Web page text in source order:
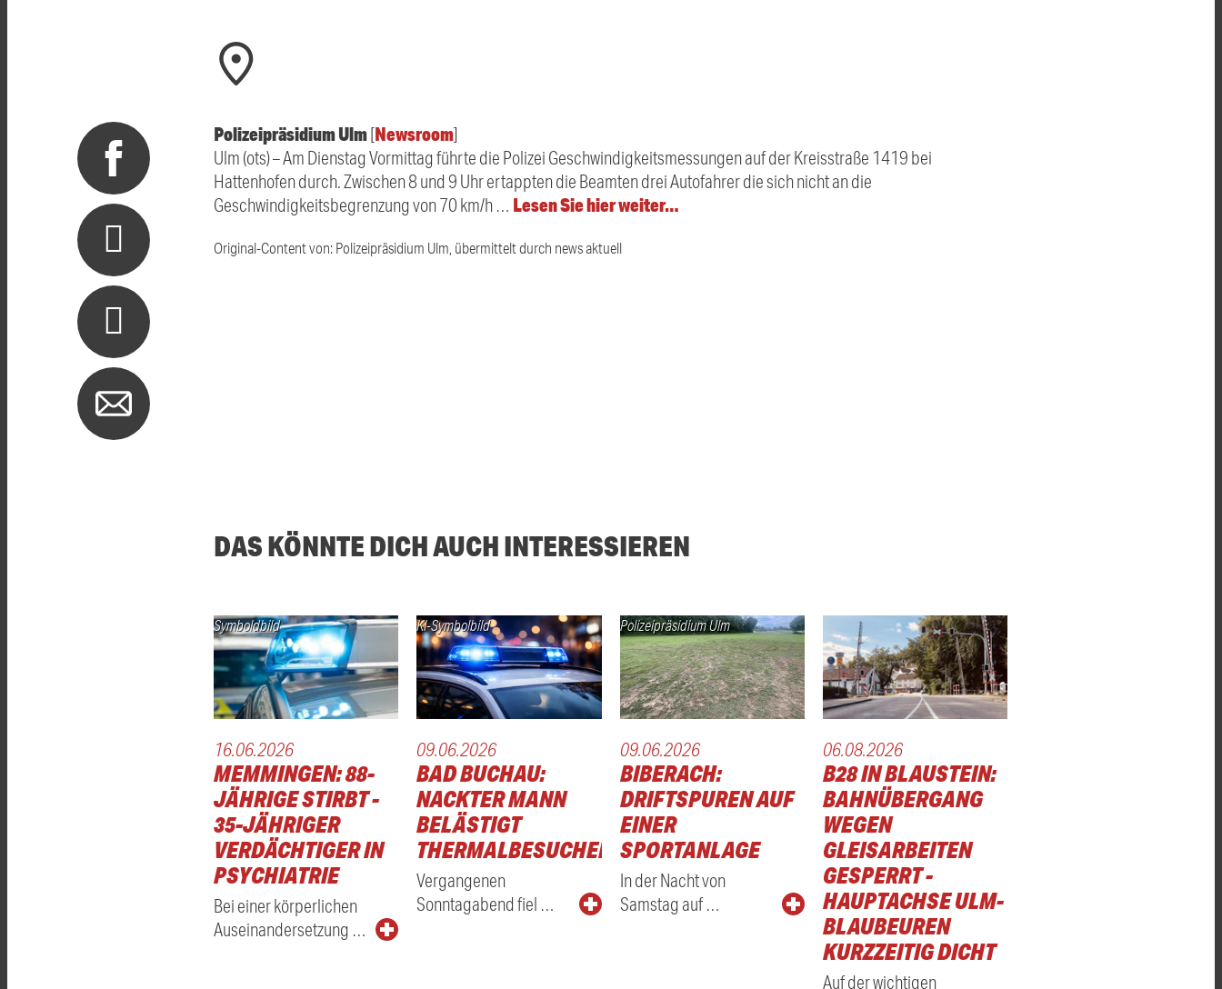
Polizeipräsidium Ulm[Newsroom]
Ulm (ots) – Am Dienstag Vormittag führte die Polizei Geschwindigkeitsmessungen auf der Kreisstraße 1419 bei
Hattenhofen durch. Zwischen 8 und 9 Uhr ertappten die Beamten drei Autofahrer die sich nicht an die
Geschwindigkeitsbegrenzung von 70 km/h … Lesen Sie hier weiter…
Original-Content von: Polizeipräsidium Ulm, übermittelt durch news aktuell
DAS KÖNNTE DICH AUCH INTERESSIEREN
Symboldbild
16.06.2026
MEMMINGEN: 88-
JÄHRIGE STIRBT -
35-JÄHRIGER
VERDÄCHTIGER IN
PSYCHIATRIE
Bei einer körperlichen
Auseinandersetzung …
KI-Symbolbild
09.06.2026
BAD BUCHAU:
NACKTER MANN
BELÄSTIGT
THERMALBESUCHER
Vergangenen
Sonntagabend fiel …
Polizeipräsidium Ulm
09.06.2026
BIBERACH:
DRIFTSPUREN AUF
EINER
SPORTANLAGE
In der Nacht von
Samstag auf …
06.08.2026
B28 IN BLAUSTEIN:
BAHNÜBERGANG
WEGEN
GLEISARBEITEN
GESPERRT -
HAUPTACHSE ULM-
BLAUBEUREN
KURZZEITIG DICHT
Auf der wichtigen